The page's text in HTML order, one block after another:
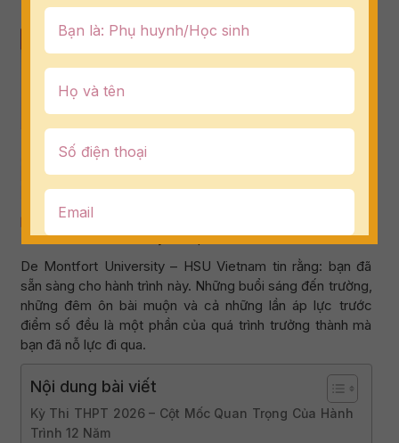
Kỳ thi thpt 2026
De Montfort University – HSU Vietnam tin rằng: bạn đã
sẵn sàng cho hành trình này. Những buổi sáng đến trường,
những đêm ôn bài muộn và cả những lần áp lực trước
điểm số đều là một phần của quá trình trưởng thành mà
bạn đã nỗ lực đi qua.
Nội dung bài viết
Kỳ Thi THPT 2026 – Cột Mốc Quan Trọng Của Hành
Trình 12 Năm